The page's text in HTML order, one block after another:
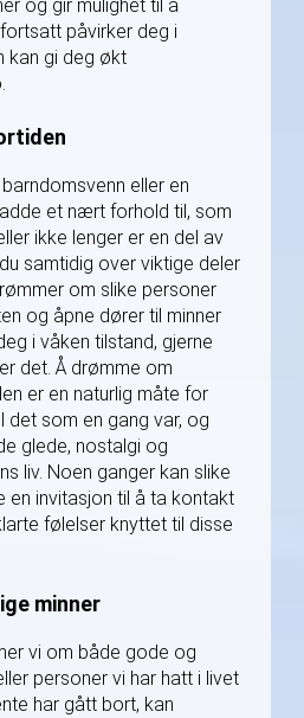
og gir mulighet til å
påvirker deg i
kan gi deg økt
eller en
et nært forhold til, som
ikke lenger er en del av
samtidig over viktige deler
om slike personer
og åpne dører til minner
i våken tilstand, gjerne
det. Å drømme om
er en naturlig måte for
det som en gang var, og
glede, nostalgi og
liv. Noen ganger kan slike
invitasjon til å ta kontakt
følelser knyttet til disse
minner
vi om både gode og
personer vi har hatt i livet
har gått bort, kan